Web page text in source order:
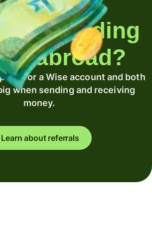
sending
abroad?
for a Wise account and both
when sending and receiving
money.
Learn about referrals